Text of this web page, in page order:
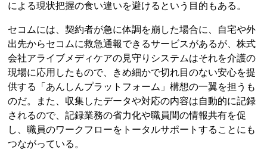
による現状把握の食い違いを避けるという目的もある。
セコムには、契約者が急に体調を崩した場合に、自宅や外
出先からセコムに救急通報できるサービスがあるが、株式
会社アライブメディケアの見守りシステムはそれを介護の
現場に応用したもので、きめ細かで切れ目のない安心を提
供する「あんしんプラットフォーム」構想の一翼を担うも
のだ。また、収集したデータや対応の内容は自動的に記録
されるので、記録業務の省力化や職員間の情報共有を促
し、職員のワークフローをトータルサポートすることにも
つながっている。